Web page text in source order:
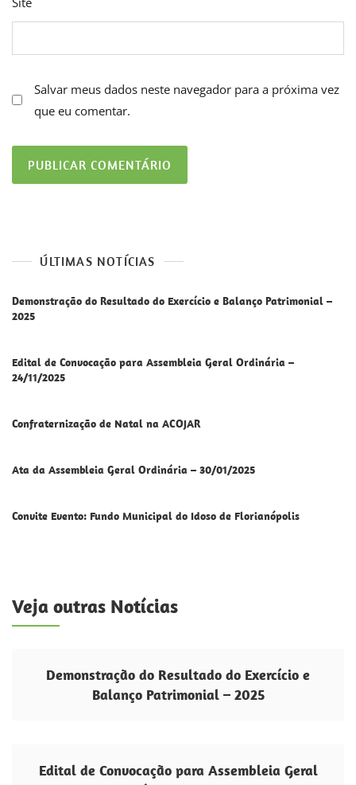
Salvar meus dados neste navegador para a próxima vez
que eu comentar.
ÚLTIMAS NOTÍCIAS
Demonstração do Resultado do Exercício e Balanço Patrimonial –
2025
Edital de Convocação para Assembleia Geral Ordinária –
24/11/2025
Confraternização de Natal na ACOJAR
Ata da Assembleia Geral Ordinária – 30/01/2025
Convite Evento: Fundo Municipal do Idoso de Florianópolis
Veja outras Notícias
Demonstração do Resultado do Exercício e
Balanço Patrimonial – 2025
Edital de Convocação para Assembleia Geral